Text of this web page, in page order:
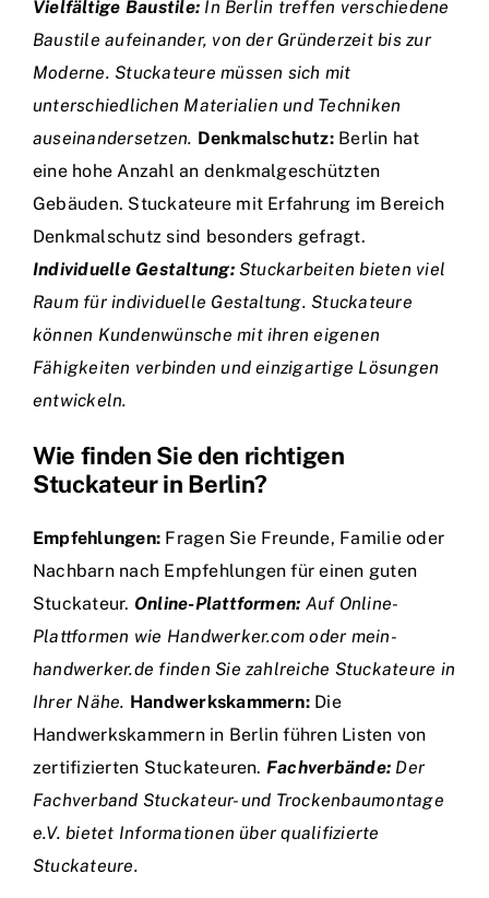
Vielfältige Baustile: In Berlin treffen verschiedene
Baustile aufeinander, von der Gründerzeit bis zur
Moderne. Stuckateure müssen sich mit
unterschiedlichen Materialien und Techniken
auseinandersetzen. Denkmalschutz:Berlin hat
eine hohe Anzahl an denkmalgeschützten
Gebäuden. Stuckateure mit Erfahrung im Bereich
Denkmalschutz sind besonders gefragt.
Individuelle Gestaltung:Stuckarbeiten bieten viel
Raum für individuelle Gestaltung. Stuckateure
können Kundenwünsche mit ihren eigenen
Fähigkeiten verbinden und einzigartige Lösungen
entwickeln.
Wie finden Sie den richtigen
Stuckateur in Berlin?
Empfehlungen: Fragen Sie Freunde, Familie oder
Nachbarn nach Empfehlungen für einen guten
Stuckateur. Online-Plattformen: Auf Online-
Plattformen wie Handwerker.com oder mein-
handwerker.de finden Sie zahlreiche Stuckateure in
Ihrer Nähe. Handwerkskammern:Die
Handwerkskammern in Berlin führen Listen von
zertifizierten Stuckateuren. Fachverbände: Der
Fachverband Stuckateur- und Trockenbaumontage
e.V. bietet Informationen über qualifizierte
Stuckateure.